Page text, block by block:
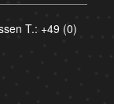
T.: +49 (0)